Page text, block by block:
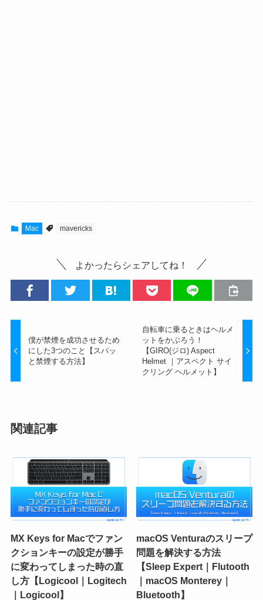
Mac mavericks
よかったらシェアしてね！
僕が禁煙を成功させるため
にした3つのこと【スパッ
と禁煙する方法】
自転車に乗るときはヘルメ
ットをかぶろう！
【GIRO(ジロ) Aspect
Helmet ｜アスペクト サイ
クリング ヘルメット】
関連記事
MX Keys for Macでファン
クションキーの設定が勝手
に変わってしまった時の直
し方【Logicool｜Logitech
｜Logicool】
macOS Venturaのスリープ
問題を解決する方法
【Sleep Expert｜Flutooth
｜macOS Monterey｜
Bluetooth】